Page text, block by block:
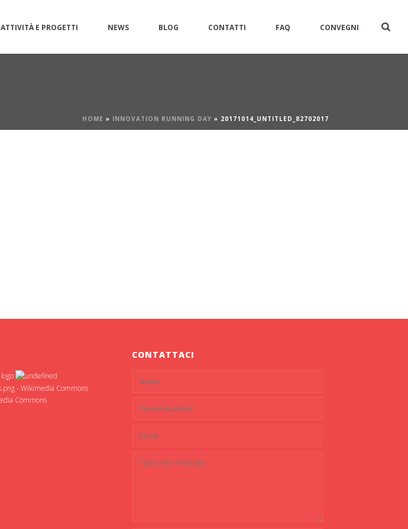
ATTIVITÀ E PROGETTI NEWS BLOG CONTATTI FAQ CONVEGNI
HOME » INNOVATION RUNNING DAY » 20171014_UNTITLED_82702017
CONTATTACI